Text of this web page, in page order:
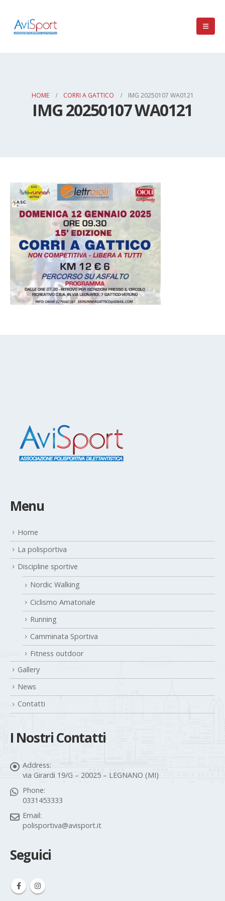
HOME CORRI A GATTICO IMG 20250107 WA0121
IMG 20250107 WA0121
Menu
Home
La polisportiva
Discipline sportive
Nordic Walking
Ciclismo Amatoriale
Running
Camminata Sportiva
Fitness outdoor
Gallery
News
Contatti
I Nostri Contatti
Address:
via Girardi 19/G – 20025 – LEGNANO (MI)
Phone:
0331453333
Email:
polisportiva@avisport.it
Seguici